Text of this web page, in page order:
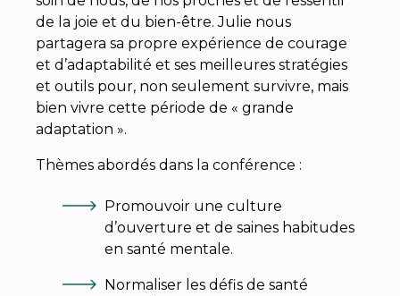
de la joie et du bien-être. Julie nous
partagera sa propre expérience de courage
et d’adaptabilité et ses meilleures stratégies
et outils pour, non seulement survivre, mais
bien vivre cette période de « grande
adaptation ».
Thèmes abordés dans la conférence :
Promouvoir une culture
d’ouverture et de saines habitudes
en santé mentale.
Normaliser les défis de santé